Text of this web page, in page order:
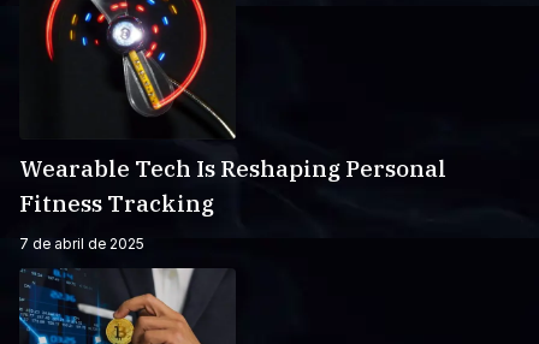
Wearable Tech Is Reshaping Personal
Fitness Tracking
7 de abril de 2025